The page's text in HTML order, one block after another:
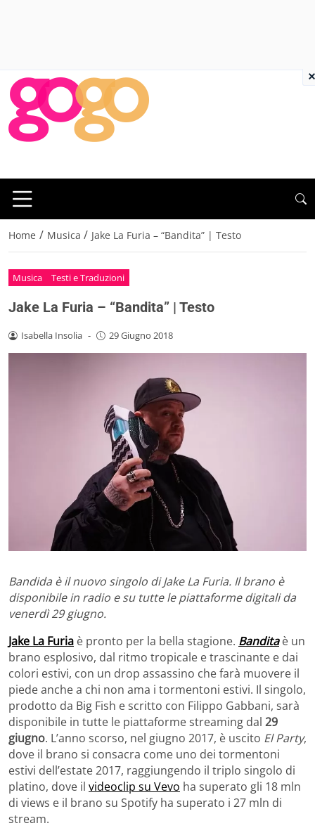
Home / Musica / Jake La Furia – “Bandita” | Testo
Musica Testi e Traduzioni
Jake La Furia – “Bandita” | Testo
Isabella Insolia - 29 Giugno 2018
Bandida è il nuovo singolo di Jake La Furia. Il brano è
disponibile in radio e su tutte le piattaforme digitali da
venerdì 29 giugno.
Jake La Furia è pronto per la bella stagione. Banditaè un
brano esplosivo, dal ritmo tropicale e trascinante e dai
colori estivi, con un drop assassino che farà muovere il
piede anche a chi non ama i tormentoni estivi. Il singolo,
prodotto da Big Fish e scritto con Filippo Gabbani, sarà
disponibile in tutte le piattaforme streaming dal 29
giugno. L’anno scorso, nel giugno 2017, è uscito El Party,
dove il brano si consacra come uno dei tormentoni
estivi dell’estate 2017, raggiungendo il triplo singolo di
platino, dove il videoclip su Vevo ha superato gli 18 mln
di views e il brano su Spotify ha superato i 27 mln di
stream.
×